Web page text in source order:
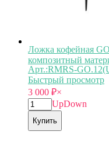
Ложка кофейная
композитный
Арт.:RMRS-
Быстрый просмотр
3 000 ₽×
UpDown
Купить